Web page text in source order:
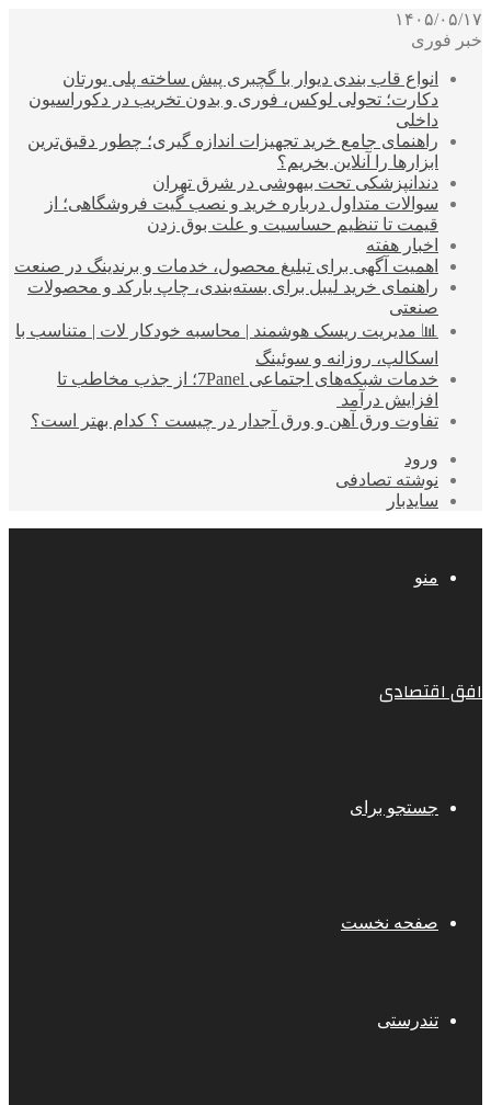
۱۴۰۵/۰۵/۱۷
خبر فوری
انواع قاب بندی دیوار با گچبری پیش ساخته پلی یورتان
دکارت؛ تحولی لوکس، فوری و بدون تخریب در دکوراسیون
داخلی
راهنمای جامع خرید تجهیزات اندازه گیری؛ چطور دقیق‌ترین
ابزارها را آنلاین بخریم؟
دندانپزشکی تحت بیهوشی در شرق تهران
سوالات متداول درباره خرید و نصب گیت فروشگاهی؛ از
قیمت تا تنظیم حساسیت و علت بوق زدن
اخبار هفته
اهمیت آگهی برای تبلیغ محصول، خدمات و برندینگ در صنعت
راهنمای خرید لیبل برای بسته‌بندی، چاپ بارکد و محصولات
صنعتی
📊 مدیریت ریسک هوشمند | محاسبه خودکار لات | متناسب با
اسکالپ، روزانه و سوئینگ
خدمات شبکه‌های اجتماعی 7Panel؛ از جذب مخاطب تا
افزایش درآمد
تفاوت ورق آهن و ورق آجدار در چیست ؟ کدام بهتر است؟
ورود
نوشته تصادفی
سایدبار
منو
افق اقتصادی
جستجو برای
صفحه نخست
تندرستی